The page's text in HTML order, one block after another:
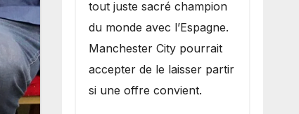
tout juste sacré champion
du monde avec l’Espagne.
Manchester City pourrait
accepter de le laisser partir
si une offre convient.